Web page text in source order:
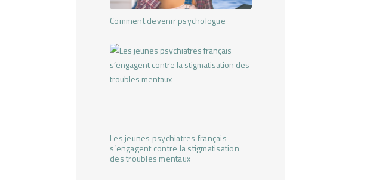
Comment devenir psychologue
Les jeunes psychiatres français
s’engagent contre la stigmatisation
des troubles mentaux